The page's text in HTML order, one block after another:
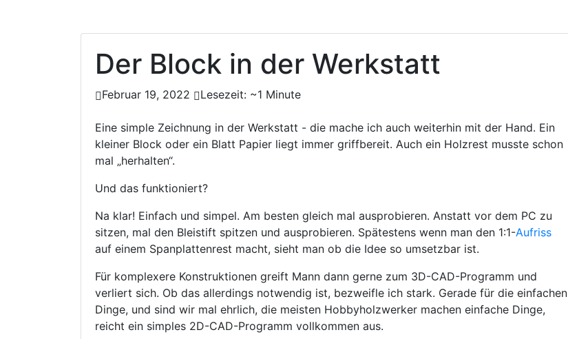
Der Block in der Werkstatt
Februar 19, 2022 Lesezeit: ~1 Minute
Eine simple Zeichnung in der Werkstatt - die mache ich auch weiterhin mit der Hand. Ein
kleiner Block oder ein Blatt Papier liegt immer griffbereit. Auch ein Holzrest musste schon
mal „herhalten“.
Und das funktioniert?
Na klar! Einfach und simpel. Am besten gleich mal ausprobieren. Anstatt vor dem PC zu
sitzen, mal den Bleistift spitzen und ausprobieren. Spätestens wenn man den 1:1-Aufriss
auf einem Spanplattenrest macht, sieht man ob die Idee so umsetzbar ist.
Für komplexere Konstruktionen greift Mann dann gerne zum 3D-CAD-Programm und
verliert sich. Ob das allerdings notwendig ist, bezweifle ich stark. Gerade für die einfachen
Dinge, und sind wir mal ehrlich, die meisten Hobbyholzwerker machen einfache Dinge,
reicht ein simples 2D-CAD-Programm vollkommen aus.